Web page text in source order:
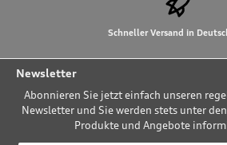
Schneller Versand in
Newsletter
Abonnieren Sie jetzt einfach unseren
Newsletter und Sie werden stets unter
Produkte und Angebote